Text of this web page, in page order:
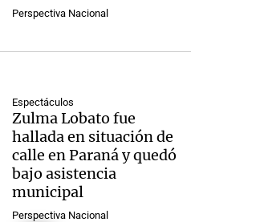
Perspectiva Nacional
Espectáculos
Zulma Lobato fue
hallada en situación de
calle en Paraná y quedó
bajo asistencia
municipal
Perspectiva Nacional